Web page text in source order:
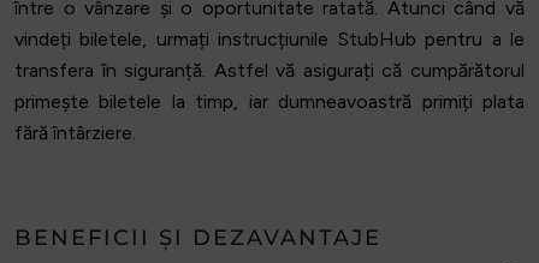
între o vânzare și o oportunitate ratată. Atunci când vă
vindeți biletele, urmați instrucțiunile StubHub pentru a le
transfera în siguranță. Astfel vă asigurați că cumpărătorul
primește biletele la timp, iar dumneavoastră primiți plata
fără întârziere.
BENEFICII ȘI DEZAVANTAJE